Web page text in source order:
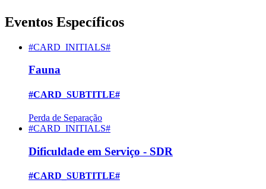
Eventos Específicos
#CARD_INITIALS#
Fauna
#CARD_SUBTITLE#
Perda de Separação
#CARD_INITIALS#
Dificuldade em Serviço - SDR
#CARD_SUBTITLE#